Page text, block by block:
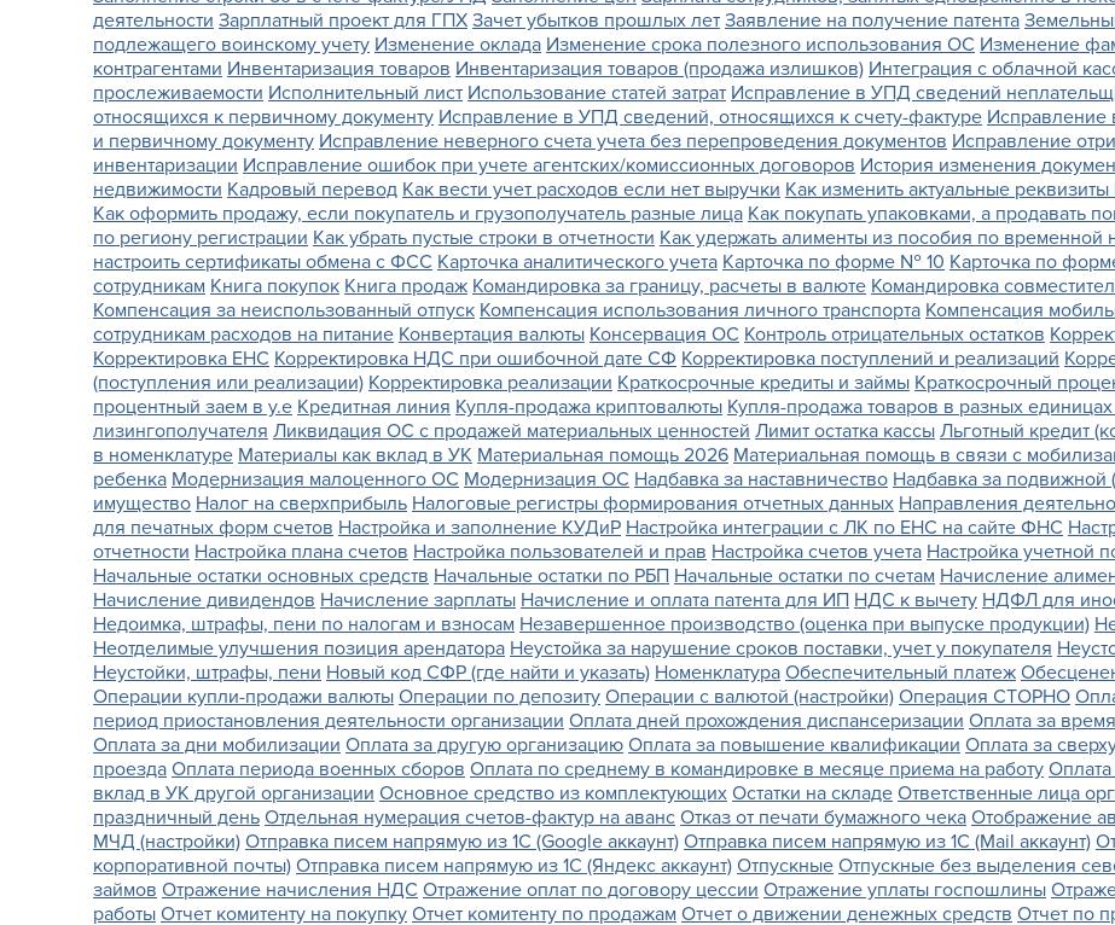
деятельности Зарплатный проект для ГПХ Зачет убытков прошлых лет Заявление на получение патента
подлежащего воинскому учету Изменение оклада Изменение срока полезного использования ОС Изменение
контрагентами Инвентаризация товаров Инвентаризация товаров (продажа излишков) Интеграция с облачной
прослеживаемости Исполнительный лист Использование статей затрат Исправление в УПД сведений
относящихся к первичному документу Исправление в УПД сведений, относящихся к счету-фактуре Исправление
и первичному документу Исправление неверного счета учета без перепроведения документов Исправление
инвентаризации Исправление ошибок при учете агентских/комиссионных договоров История изменения
недвижимости Кадровый перевод Как вести учет расходов если нет выручки Как изменить актуальные
Как оформить продажу, если покупатель и грузополучатель разные лица Как покупать упаковками, а продавать
по региону регистрации Как убрать пустые строки в отчетности Как удержать алименты из пособия по временной
настроить сертификаты обмена с ФСС Карточка аналитического учета Карточка по форме № 10 Карточка по
сотрудникам Книга покупок Книга продаж Командировка за границу, расчеты в валюте Командировка
Компенсация за неиспользованный отпуск Компенсация использования личного транспорта Компенсация
сотрудникам расходов на питание Конвертация валюты Консервация ОС Контроль отрицательных остатков
Корректировка ЕНС Корректировка НДС при ошибочной дате СФ Корректировка поступлений и реализаций
(поступления или реализации) Корректировка реализации Краткосрочные кредиты и займы Краткосрочный
процентный заем в у.е Кредитная линия Купля-продажа криптовалюты Купля-продажа товаров в разных
лизингополучателя Ликвидация ОС с продажей материальных ценностей Лимит остатка кассы Льготный кредит
в номенклатуре Материалы как вклад в УК Материальная помощь 2026 Материальная помощь в связи с
ребенка Модернизация малоценного ОС Модернизация ОС Надбавка за наставничество Надбавка за подвижной
имущество Налог на сверхприбыль Налоговые регистры формирования отчетных данных Направления
для печатных форм счетов Настройка и заполнение КУДиР Настройка интеграции с ЛК по ЕНС на сайте ФНС
отчетности Настройка плана счетов Настройка пользователей и прав Настройка счетов учета Настройка учетной
Начальные остатки основных средств Начальные остатки по РБП Начальные остатки по счетам Начисление
Начисление дивидендов Начисление зарплаты Начисление и оплата патента для ИП НДС к вычету НДФЛ для
Недоимка, штрафы, пени по налогам и взносам Незавершенное производство (оценка при выпуске продукции)
Неотделимые улучшения позиция арендатора Неустойка за нарушение сроков поставки, учет у покупателя
Неустойки, штрафы, пени Новый код СФР (где найти и указать) Номенклатура Обеспечительный платеж
Операции купли-продажи валюты Операции по депозиту Операции с валютой (настройки) Операция СТОРНО
период приостановления деятельности организации Оплата дней прохождения диспансеризации Оплата за
Оплата за дни мобилизации Оплата за другую организацию Оплата за повышение квалификации Оплата за
проезда Оплата периода военных сборов Оплата по среднему в командировке в месяце приема на работу Оплата
вклад в УК другой организации Основное средство из комплектующих Остатки на складе Ответственные лица
праздничный день Отдельная нумерация счетов-фактур на аванс Отказ от печати бумажного чека Отображение
МЧД (настройки) Отправка писем напрямую из 1С (Google аккаунт) Отправка писем напрямую из 1С (Mail аккаунт)
корпоративной почты) Отправка писем напрямую из 1С (Яндекс аккаунт) Отпускные Отпускные без выделения
займов Отражение начисления НДС Отражение оплат по договору цессии Отражение уплаты госпошлины
работы Отчет комитенту на покупку Отчет комитенту по продажам Отчет о движении денежных средств Отчет по